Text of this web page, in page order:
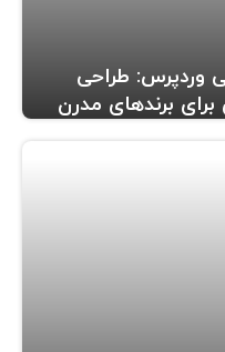
وردپرس: طراحی
برندهای مدرن